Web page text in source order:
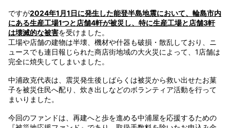
ですが2024年1月1日に発生した能登半島地震において、輪島市内
にある生産工場1つと店舗4軒が被災し、特に生産工場と店舗3軒
は壊滅的な被害を受けました。
工場や店舗の建物は半壊、機材や什器も破損・散乱しており、ニ
ュースでも連日報じられた商店街地域の大火災によって、1店舗は
完全に焼失してしまいました。
中浦政克代表は、震災発生後しばらくは被災から救い出せたお菓
子を被災住民へ配り、炊き出しなどのボランティア活動を行って
まいりました。
今回のファンドは、再建へと歩を進める中浦屋を応援するための